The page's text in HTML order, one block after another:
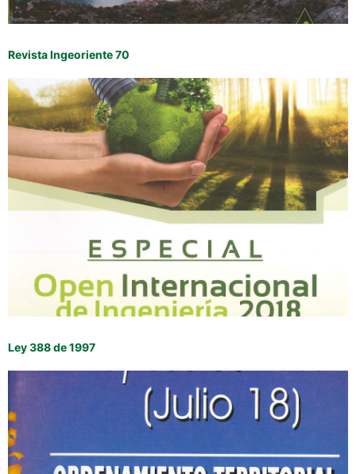
Revista Ingeoriente 70
Ley 388 de 1997